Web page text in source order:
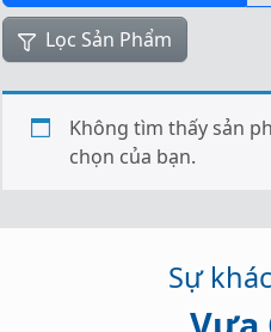
Lọc Sản Phẩm
Không tìm thấy sản
chọn của bạn.
Sự